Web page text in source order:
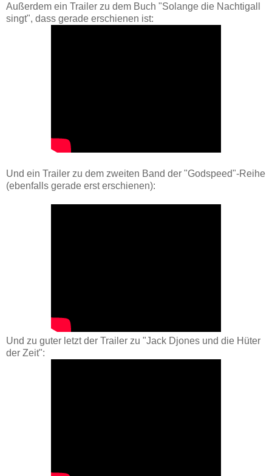
Außerdem ein Trailer zu dem Buch "Solange die Nachtigall
singt", dass gerade erschienen ist:
Und ein Trailer zu dem zweiten Band der "Godspeed"-Reihe
(ebenfalls gerade erst erschienen):
Und zu guter letzt der Trailer zu "Jack Djones und die Hüter
der Zeit":